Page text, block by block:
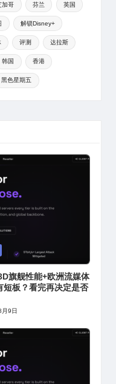
加哥 芬兰 英国
解锁Disney+
评测 达拉斯
韩国 香港
黑色星期五
旗舰性能+欧洲流媒体
板？看完再决定是否
9日